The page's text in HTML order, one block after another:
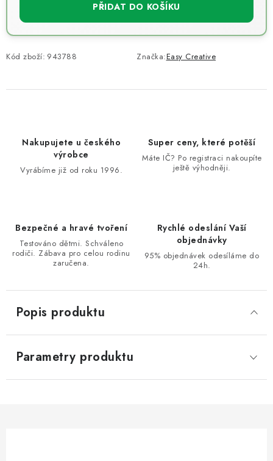
PŘIDAT DO KOŠÍKU
Kód zboží: 943788 Značka:Easy Creative
Nakupujete u českého
výrobce
Vyrábíme již od roku 1996.
Super ceny, které potěší
Máte IČ? Po registraci nakoupíte
ještě výhodněji.
Bezpečné a hravé tvoření
Testováno dětmi. Schváleno
rodiči. Zábava pro celou rodinu
zaručena.
Rychlé odeslání Vaší
objednávky
95% objednávek odesíláme do
24h.
Popis produktu
Parametry produktu